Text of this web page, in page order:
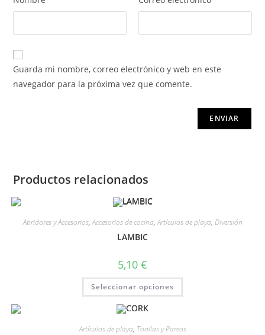
Guarda mi nombre, correo electrónico y web en este
navegador para la próxima vez que comente.
Productos relacionados
Abridores y Accesorios,Accesorios de cocina,Artículos de playa, Diversión
LAMBIC
5,10 €
Seleccionar opciones
Artículos de playa, Toallas y Pareos